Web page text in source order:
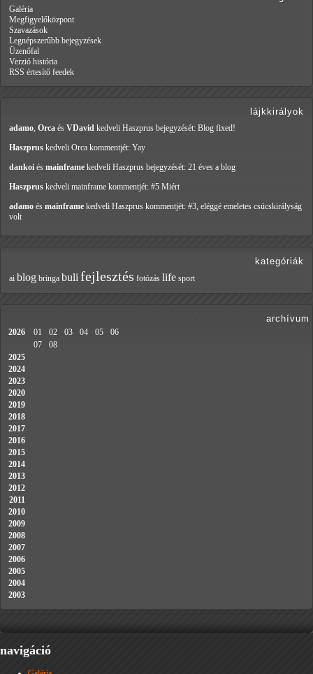
Galéria
Megfigyelőközpont
Szavazások
Legnépszerűbb bejegyzések
Üzenőfal
Verzió história
RSS értesítő feedek
lájkkirályok
adamo, Orca és VDavid kedveli Haszprus bejegyzését: Blog fixed!
Haszprus kedveli Orca kommentjét: Yay
dankoi és mainframe kedveli Haszprus bejegyzését: 21 éves a blog
Haszprus kedveli mainframe kommentjét: #5 Miért
adamo és mainframe kedveli Haszprus kommentjét: #3, eléggé emeletes csúcskirályság
volt
kategóriák
ai blog bringa buli fejlesztés fotózás life sport
archívum
2026 01 02 03 04 05
06
07
08
2025
2024
2023
2020
2019
2018
2017
2016
2015
2014
2013
2012
2011
2010
2009
2008
2007
2006
2005
2004
2003
navigáció